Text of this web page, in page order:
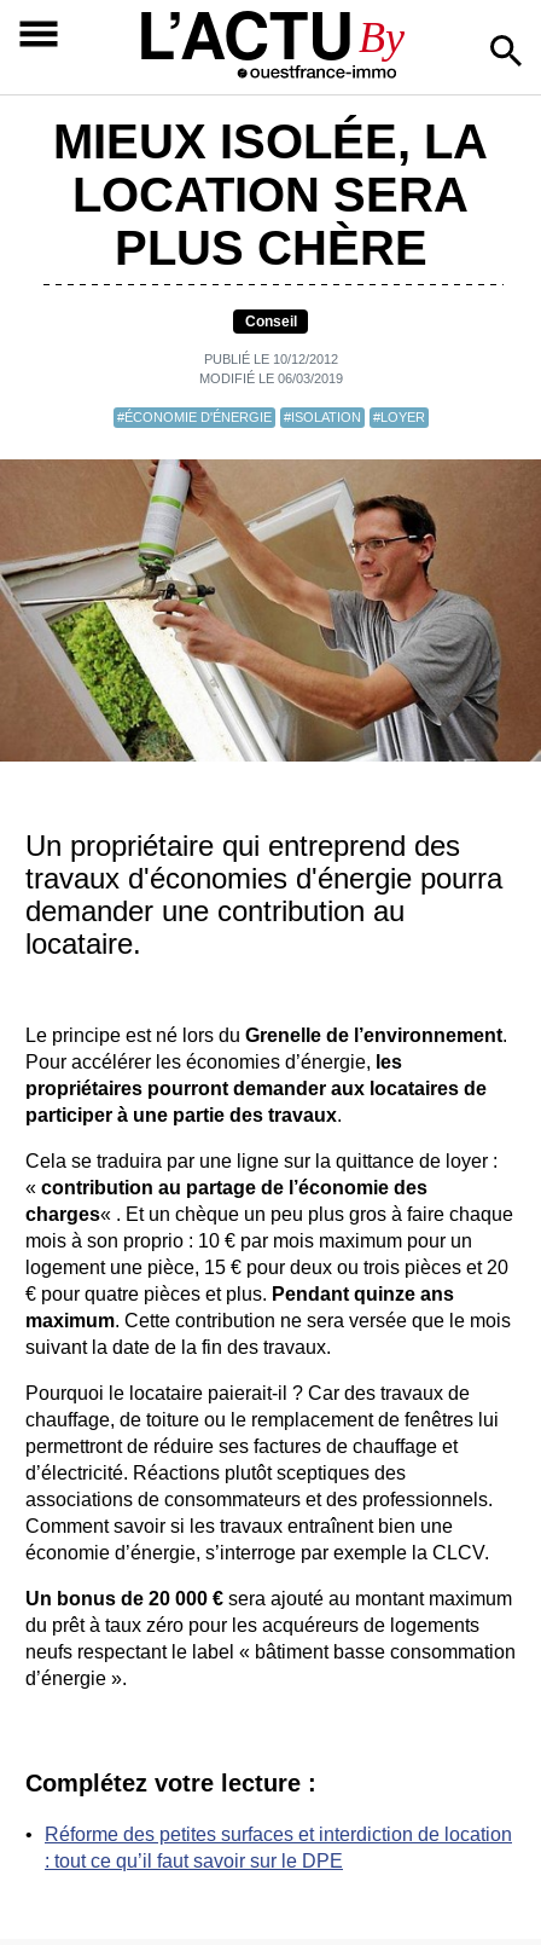
L’ACTUBy
MIEUX ISOLÉE, LA
LOCATION SERA
PLUS CHÈRE
Conseil
PUBLIÉ LE 10/12/2012
MODIFIÉ LE 06/03/2019
#ÉCONOMIE D'ÉNERGIE #ISOLATION #LOYER
Un propriétaire qui entreprend des
travaux d'économies d'énergie pourra
demander une contribution au
locataire.
Le principe est né lors du Grenelle de l’environnement.
Pour accélérer les économies d’énergie, les
propriétaires pourront demander aux locataires de
participer à une partie des travaux.
Cela se traduira par une ligne sur la quittance de loyer :
« contribution au partage de l’économie des
charges« . Et un chèque un peu plus gros à faire chaque
mois à son proprio : 10 € par mois maximum pour un
logement une pièce, 15 € pour deux ou trois pièces et 20
€ pour quatre pièces et plus. Pendant quinze ans
maximum. Cette contribution ne sera versée que le mois
suivant la date de la fin des travaux.
Pourquoi le locataire paierait-il ? Car des travaux de
chauffage, de toiture ou le remplacement de fenêtres lui
permettront de réduire ses factures de chauffage et
d’électricité. Réactions plutôt sceptiques des
associations de consommateurs et des professionnels.
Comment savoir si les travaux entraînent bien une
économie d’énergie, s’interroge par exemple la CLCV.
Un bonus de 20 000 € sera ajouté au montant maximum
du prêt à taux zéro pour les acquéreurs de logements
neufs respectant le label « bâtiment basse consommation
d’énergie ».
Complétez votre lecture :
Réforme des petites surfaces et interdiction de location
: tout ce qu’il faut savoir sur le DPE